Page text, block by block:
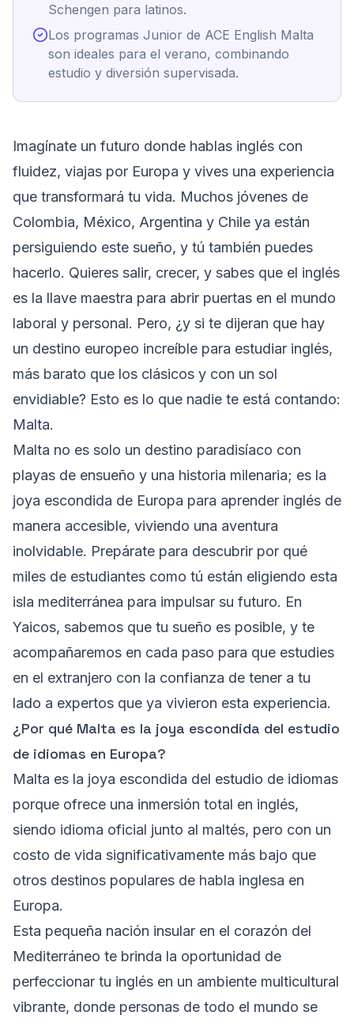
Schengen para latinos.
Los programas Junior de ACE English Malta
son ideales para el verano, combinando
estudio y diversión supervisada.
Imagínate un futuro donde hablas inglés con
fluidez, viajas por Europa y vives una experiencia
que transformará tu vida. Muchos jóvenes de
Colombia, México, Argentina y Chile ya están
persiguiendo este sueño, y tú también puedes
hacerlo. Quieres salir, crecer, y sabes que el inglés
es la llave maestra para abrir puertas en el mundo
laboral y personal. Pero, ¿y si te dijeran que hay
un destino europeo increíble para estudiar inglés,
más barato que los clásicos y con un sol
envidiable? Esto es lo que nadie te está contando:
Malta.
Malta no es solo un destino paradisíaco con
playas de ensueño y una historia milenaria; es la
joya escondida de Europa para aprender inglés de
manera accesible, viviendo una aventura
inolvidable. Prepárate para descubrir por qué
miles de estudiantes como tú están eligiendo esta
isla mediterránea para impulsar su futuro. En
Yaicos, sabemos que tu sueño es posible, y te
acompañaremos en cada paso para que estudies
en el extranjero con la confianza de tener a tu
lado a expertos que ya vivieron esta experiencia.
¿Por qué Malta es la joya escondida del estudio
de idiomas en Europa?
Malta es la joya escondida del estudio de idiomas
porque ofrece una inmersión total en inglés,
siendo idioma oficial junto al maltés, pero con un
costo de vida significativamente más bajo que
otros destinos populares de habla inglesa en
Europa.
Esta pequeña nación insular en el corazón del
Mediterráneo te brinda la oportunidad de
perfeccionar tu inglés en un ambiente multicultural
vibrante, donde personas de todo el mundo se